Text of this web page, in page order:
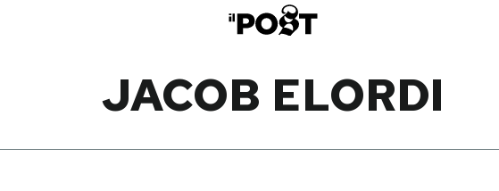
JACOB ELORDI